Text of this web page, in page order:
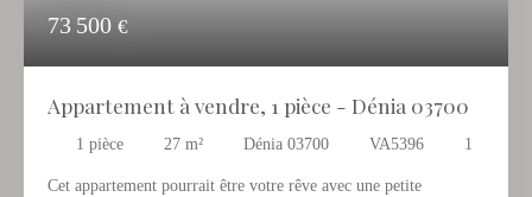
73 500 €
Appartement à vendre, 1 pièce - Dénia 03700
1 pièce 27 m² Dénia 03700 VA5396 1
Cet appartement pourrait être votre rêve avec une petite